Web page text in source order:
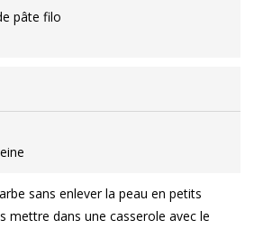
pâte filo
sans enlever la peau en petits
mettre dans une casserole avec le